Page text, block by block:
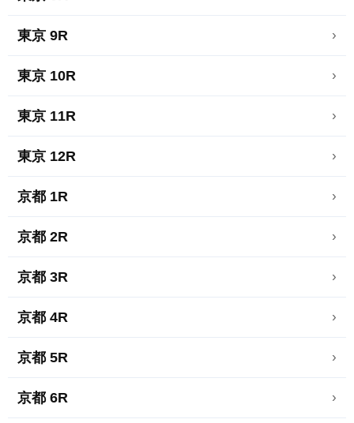
東京 9R ›
東京 10R ›
東京 11R ›
東京 12R ›
京都 1R ›
京都 2R ›
京都 3R ›
京都 4R ›
京都 5R ›
京都 6R ›